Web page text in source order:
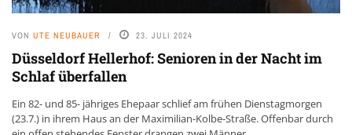
VON UTE NEUBAUER 23. JULI 2024
Düsseldorf Hellerhof: Senioren in der Nacht im
Schlaf überfallen
Ein 82- und 85- jähriges Ehepaar schlief am frühen Dienstagmorgen
(23.7.) in ihrem Haus an der Maximilian-Kolbe-Straße. Offenbar durch